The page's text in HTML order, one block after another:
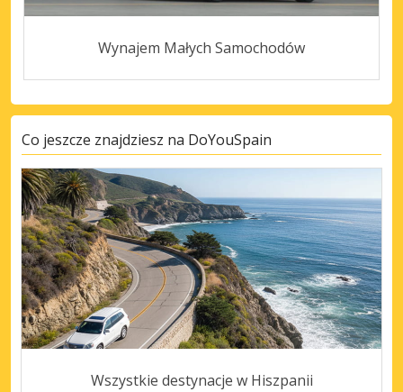
Wynajem Małych Samochodów
Co jeszcze znajdziesz na DoYouSpain
Wszystkie destynacje w Hiszpanii